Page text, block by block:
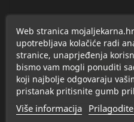
Twinlab NAC N-Acetyl-
Web stranica
upotrebljava kolačiće radi
stranice, unaprjeđenja
bismo vam mogli ponuditi
koji najbolje odgovaraju
pristanak pritisnite gumb
Više informacija